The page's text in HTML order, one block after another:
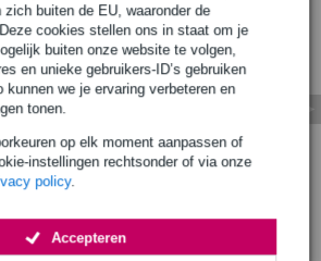
zich buiten de EU, waaronder de
cookies stellen ons in staat om je
buiten onze website te volgen,
en unieke gebruikers-ID’s gebruiken
kunnen we je ervaring verbeteren en
tonen.
op elk moment aanpassen of
instellingen rechtsonder of via onze
policy.
Accepteren